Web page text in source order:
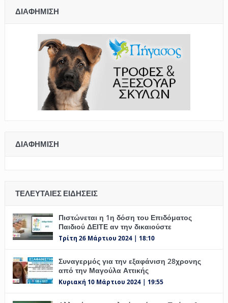
ΔΙΑΦΉΜΙΣΗ
ΔΙΑΦΉΜΙΣΗ
ΤΕΛΕΥΤΑΊΕΣ ΕΙΔΉΣΕΙΣ
Πιστώνεται η 1η δόση του Επιδόματος
Παιδιού ΔΕΙΤΕ αν την δικαιούστε
Τρίτη 26 Μάρτιου 2024 | 18:10
Συναγερμός για την εξαφάνιση 28χρονης
από την Μαγούλα Αττικής
Κυριακή 10 Μάρτιου 2024 | 19:55